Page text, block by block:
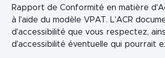
Rapport de Conformité en matière
à l'aide du modèle VPAT. L'ACR
d'accessibilité que vous respectez,
d'accessibilité éventuelle qui pourrait